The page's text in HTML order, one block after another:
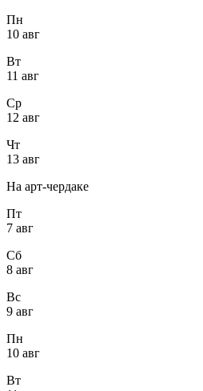
Пн
10 авг
Вт
11 авг
Ср
12 авг
Чт
13 авг
На арт-чердаке
Пт
7 авг
Сб
8 авг
Вс
9 авг
Пн
10 авг
Вт